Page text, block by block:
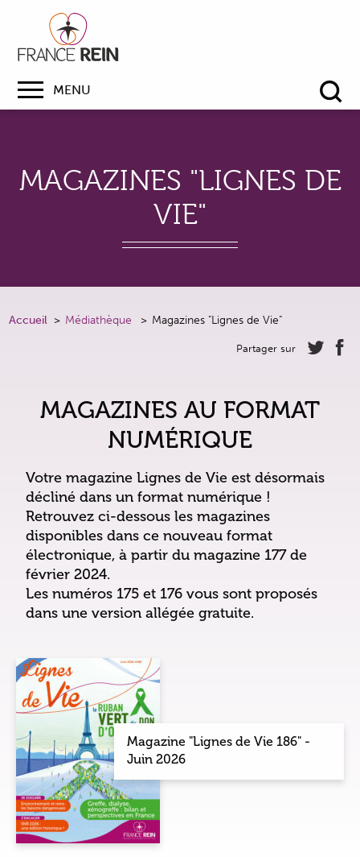
MENU
MAGAZINES "LIGNES DE
VIE"
Accueil Médiathèque Magazines "Lignes de Vie"
Partager sur
MAGAZINES AU FORMAT
NUMÉRIQUE
Votre magazine Lignes de Vie est désormais
décliné dans un format numérique !
Retrouvez ci-dessous les magazines
disponibles dans ce nouveau format
électronique, à partir du magazine 177 de
février 2024.
Les numéros 175 et 176 vous sont proposés
dans une version allégée gratuite.
Magazine "Lignes de Vie 186" -
Juin 2026